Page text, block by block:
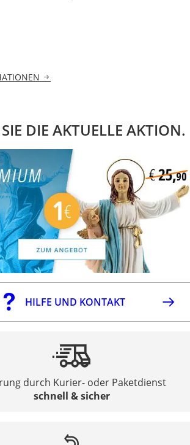
DIE AKTUELLE AKTION.
HILFE UND KONTAKT
durch Kurier- oder Paketdienst
schnell & sicher